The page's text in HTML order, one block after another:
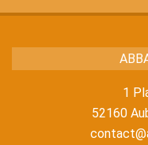
1
52160